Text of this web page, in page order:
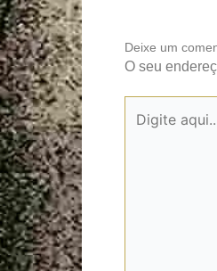
Deixe um
O seu
aqui...